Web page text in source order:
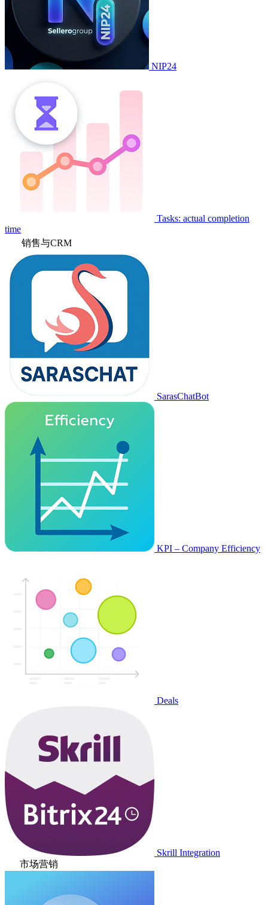
NIP24
Tasks: actual completion
time
销售与CRM
SarasChatBot
KPI – Company Efficiency
Deals
Skrill Integration
市场营销